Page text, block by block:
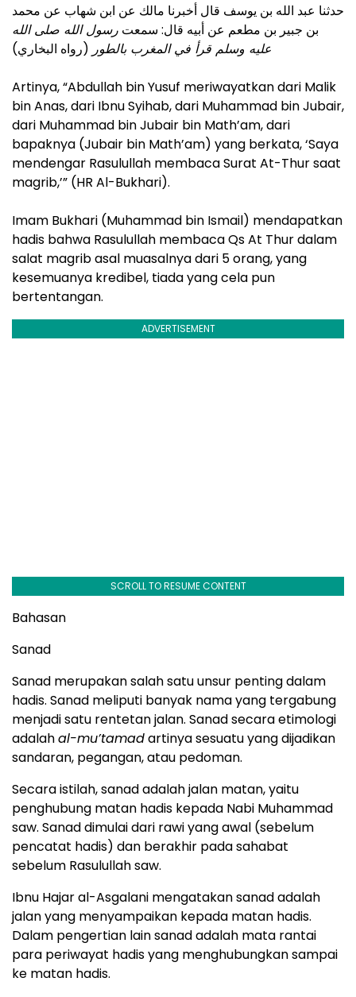
حدثنا عبد الله بن يوسف قال أخبرنا مالك عن ابن شهاب عن محمد
بن جبير بن مطعم عن أبيه قال: سمعت رسول الله صلى الله
عليه وسلم قرأ في المغرب بالطور (رواه البخاري)
Artinya, “Abdullah bin Yusuf meriwayatkan dari Malik
bin Anas, dari Ibnu Syihab, dari Muhammad bin Jubair,
dari Muhammad bin Jubair bin Math’am, dari
bapaknya (Jubair bin Math’am) yang berkata, ‘Saya
mendengar Rasulullah membaca Surat At-Thur saat
magrib,’” (HR Al-Bukhari).
Imam Bukhari (Muhammad bin Ismail) mendapatkan
hadis bahwa Rasulullah membaca Qs At Thur dalam
salat magrib asal muasalnya dari 5 orang, yang
kesemuanya kredibel, tiada yang cela pun
bertentangan.
ADVERTISEMENT
SCROLL TO RESUME CONTENT
Bahasan
Sanad
Sanad merupakan salah satu unsur penting dalam
hadis. Sanad meliputi banyak nama yang tergabung
menjadi satu rentetan jalan. Sanad secara etimologi
adalahal-mu’tamadartinya sesuatu yang dijadikan
sandaran, pegangan, atau pedoman.
Secara istilah, sanad adalah jalan matan, yaitu
penghubung matan hadis kepada Nabi Muhammad
saw. Sanad dimulai dari rawi yang awal (sebelum
pencatat hadis) dan berakhir pada sahabat
sebelum Rasulullah saw.
Ibnu Hajar al-Asgalani mengatakan sanad adalah
jalan yang menyampaikan kepada matan hadis.
Dalam pengertian lain sanad adalah mata rantai
para periwayat hadis yang menghubungkan sampai
ke matan hadis.